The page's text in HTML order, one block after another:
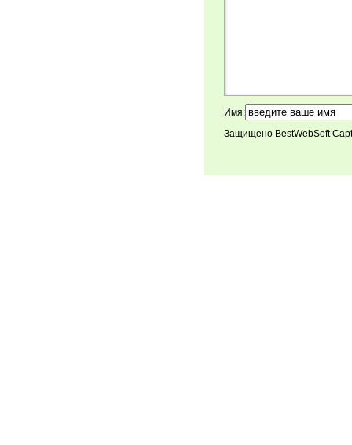
Имя:
Защищено BestWebSoft